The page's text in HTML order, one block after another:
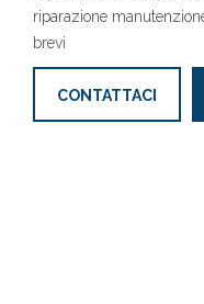
riparazione
brevi
CONTATTACI